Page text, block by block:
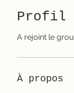
Profil
A rejoint le
À propos